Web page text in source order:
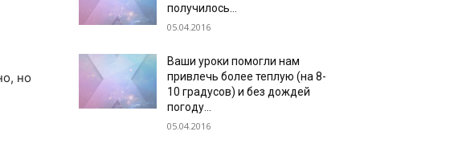
но
получилось…
05.04.2016
Ваши уроки помогли нам
привлечь более теплую (на 8-
10 градусов) и без дождей
погоду…
05.04.2016